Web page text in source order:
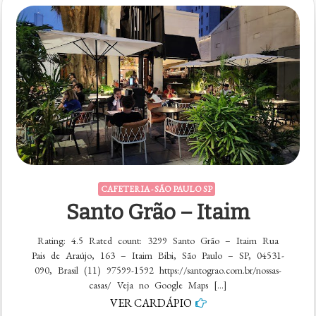
CAFETERIA - SÃO PAULO SP
Santo Grão – Itaim
Rating: 4.5 Rated count: 3299 Santo Grão – Itaim Rua
Pais de Araújo, 163 – Itaim Bibi, São Paulo – SP, 04531-
090, Brasil (11) 97599-1592 https://santograo.com.br/nossas-
casas/ Veja no Google Maps […]
VER CARDÁPIO